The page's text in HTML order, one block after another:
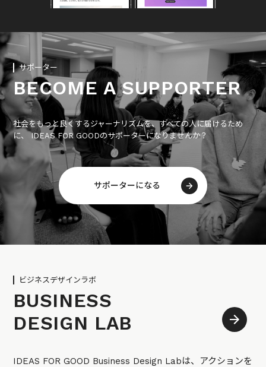
サポーター
BECOME A SUPPORTER
社会をもっと良くするジャーナリズムを、すべての人に届けるため
に、 IDEAS FOR GOODのサポーターになりませんか？
サポーターになる
ビジネスデザインラボ
BUSINESS
DESIGN LAB
IDEAS FOR GOOD Business Design Labは、アクションを